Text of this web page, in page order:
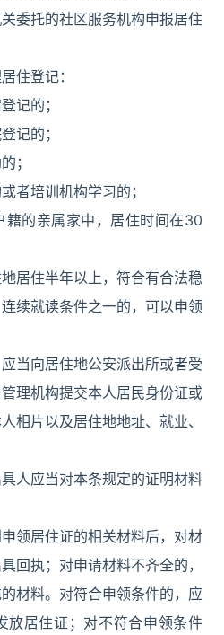
委托的社区服务机构申报居住
住登记：
记的；
记的；
；
者培训机构学习的；
籍的亲属家中，居住时间在30
居住半年以上，符合有合法稳
续就读条件之一的，可以申领
当向居住地公安派出所或者受
理机构提交本人居民身份证或
相片以及居住地地址、就业、
人应当对本条规定的证明材料
领居住证的相关材料后，对材
回执；对申请材料不齐全的，
材料。对符合申领条件的，应
放居住证；对不符合申领条件